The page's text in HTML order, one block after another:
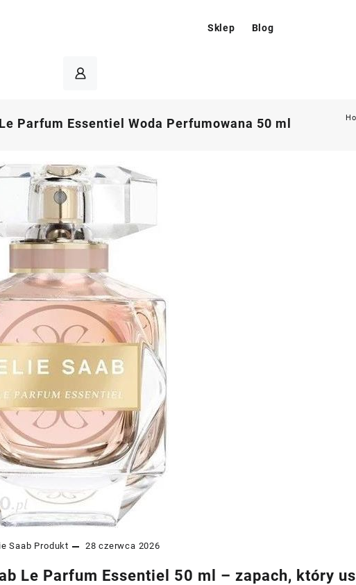
Sklep Blog
Parfum Essentiel Woda Perfumowana 50 ml
Saab Produkt 28 czerwca 2026
Le Parfum Essentiel 50 ml – zapach, który